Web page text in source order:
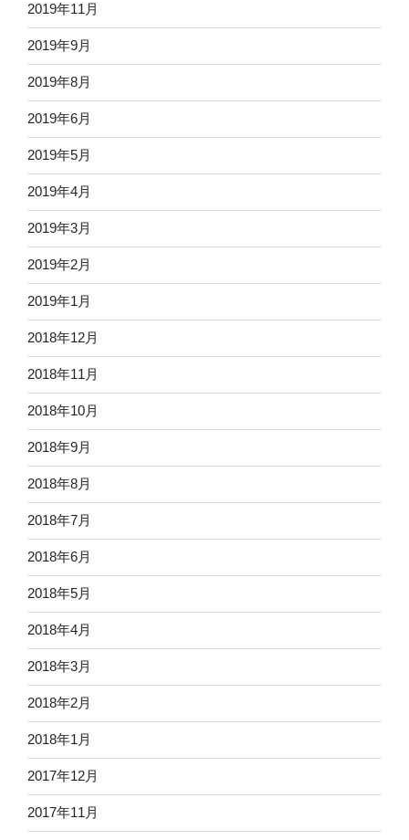
2019年11月
2019年9月
2019年8月
2019年6月
2019年5月
2019年4月
2019年3月
2019年2月
2019年1月
2018年12月
2018年11月
2018年10月
2018年9月
2018年8月
2018年7月
2018年6月
2018年5月
2018年4月
2018年3月
2018年2月
2018年1月
2017年12月
2017年11月